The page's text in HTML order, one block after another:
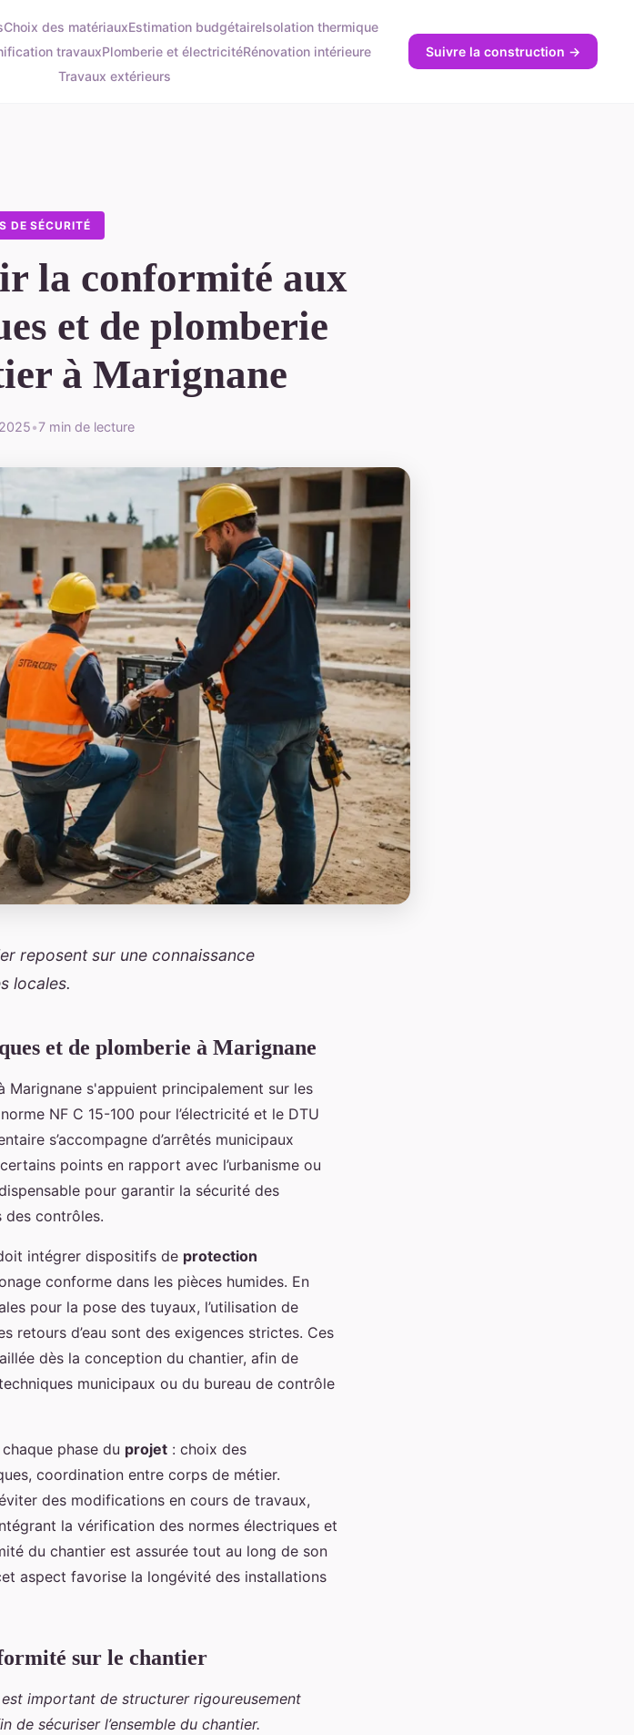
Choix des matériauxEstimation budgétaireIsolation thermique
travauxPlomberie et électricitéRénovation intérieure
Travaux extérieurs
Suivre la construction →
DE SÉCURITÉ
la conformité aux
et de plomberie
à Marignane
•7 min de lecture
reposent sur une connaissance
locales.
et de plomberie à Marignane
Marignane s'appuient principalement sur les
NF C 15-100 pour l’électricité et le DTU
s’accompagne d’arrêtés municipaux
points en rapport avec l’urbanisme ou
pour garantir la sécurité des
contrôles.
intégrer dispositifs de protection
conforme dans les pièces humides. En
pour la pose des tuyaux, l’utilisation de
retours d’eau sont des exigences strictes. Ces
dès la conception du chantier, afin de
municipaux ou du bureau de contrôle
phase du projet : choix des
coordination entre corps de métier.
des modifications en cours de travaux,
la vérification des normes électriques et
du chantier est assurée tout au long de son
aspect favorise la longévité des installations
sur le chantier
important de structurer rigoureusement
sécuriser l’ensemble du chantier.